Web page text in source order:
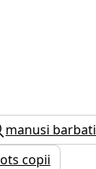
manusi barbati
copii